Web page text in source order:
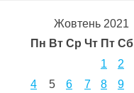
Жовтень 2021
Пн Вт Ср Чт Пт Сб
1
2
4
5 6 7 8 9